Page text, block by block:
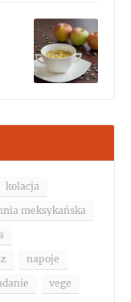
kolacja
meksykańska
napoje
vege